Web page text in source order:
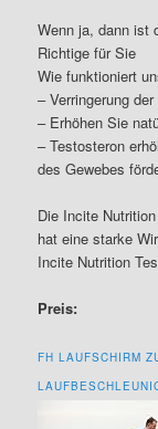
Wenn ja, dann ist
Richtige für Sie
Wie funktioniert
– Verringerung
– Erhöhen Sie
– Testosteron
des Gewebes
Die Incite
hat eine starke
Incite Nutrition
Preis:
FH LAUFSCHIRM